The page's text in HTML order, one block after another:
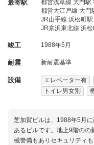
最寄駅
都営浅草線 大門駅
都営大江戸線 大門
JR山手線 浜松町
JR京浜東北線 浜
竣工 1988年5月
耐震 新耐震基準
設備 エレベーター有
トイレ男女別
芝加賀ビルは、1988年5月
あるビルです。地上9階のの
械警備もありセキュリティ